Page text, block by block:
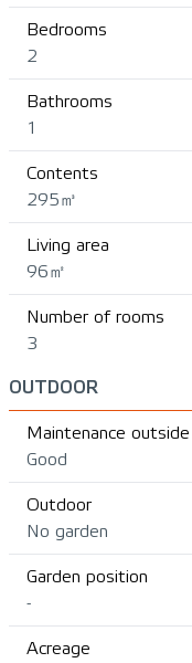
Bedrooms
2
Bathrooms
1
Contents
295㎥
Living area
96㎡
Number of rooms
3
OUTDOOR
Maintenance outside
Good
Outdoor
No garden
Garden position
-
Acreage